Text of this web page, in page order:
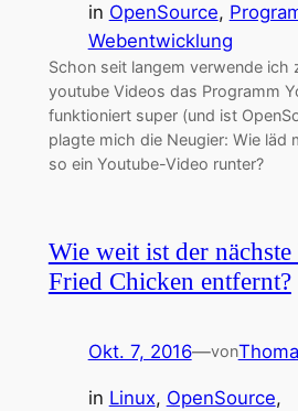
in OpenSource,
Webentwicklung
Schon seit langem verwende ich
youtube Videos das Programm
funktioniert super (und ist
plagte mich die Neugier: Wie läd
so ein Youtube-Video runter?
Wie weit ist der
Fried Chicken entfernt?
Okt. 7, 2016—von
in Linux, OpenSource